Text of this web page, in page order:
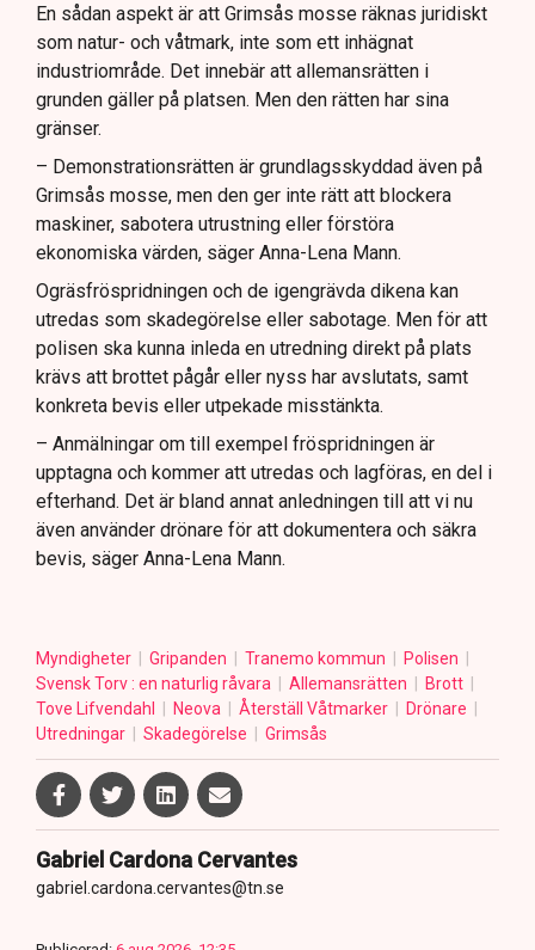
En sådan aspekt är att Grimsås mosse räknas juridiskt
som natur- och våtmark, inte som ett inhägnat
industriområde. Det innebär att allemansrätten i
grunden gäller på platsen. Men den rätten har sina
gränser.
– Demonstrationsrätten är grundlagsskyddad även på
Grimsås mosse, men den ger inte rätt att blockera
maskiner, sabotera utrustning eller förstöra
ekonomiska värden, säger Anna-Lena Mann.
Ogräsfröspridningen och de igengrävda dikena kan
utredas som skadegörelse eller sabotage. Men för att
polisen ska kunna inleda en utredning direkt på plats
krävs att brottet pågår eller nyss har avslutats, samt
konkreta bevis eller utpekade misstänkta.
– Anmälningar om till exempel fröspridningen är
upptagna och kommer att utredas och lagföras, en del i
efterhand. Det är bland annat anledningen till att vi nu
även använder drönare för att dokumentera och säkra
bevis, säger Anna-Lena Mann.
Myndigheter Gripanden Tranemo kommun
Polisen
Svensk Torv : en naturlig råvara
Allemansrätten
Brott
Tove Lifvendahl
Neova Återställ Våtmarker
Drönare
Utredningar
Skadegörelse Grimsås
Gabriel Cardona Cervantes
gabriel.cardona.cervantes@tn.se